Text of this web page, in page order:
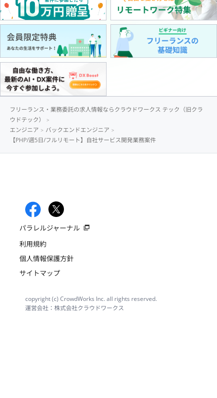
フリーランス・業務委託の求人情報ならクラウドワークス テック（旧クラ
ウドテック）
エンジニア
バックエンドエンジニア
【PHP/週5日/フルリモート】自社サービス開発業務案件
パラレルジャーナル
利用規約
個人情報保護方針
サイトマップ
copyright (c) CrowdWorks Inc. all rights reserved.
運営会社：株式会社クラウドワークス